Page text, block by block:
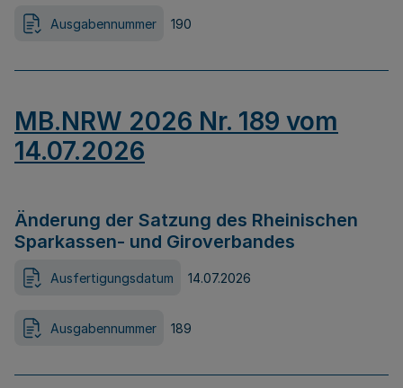
Ausgabennummer 190
MB.NRW 2026 Nr. 189 vom
14.07.2026
Änderung der Satzung des Rheinischen
Sparkassen- und Giroverbandes
Ausfertigungsdatum 14.07.2026
Ausgabennummer 189